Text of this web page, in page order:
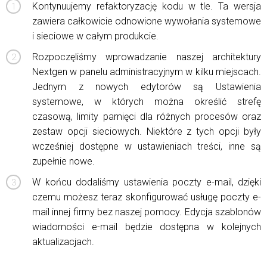
Kontynuujemy refaktoryzację kodu w tle. Ta wersja
zawiera całkowicie odnowione wywołania systemowe
i sieciowe w całym produkcie.
Rozpoczęliśmy wprowadzanie naszej architektury
Nextgen w panelu administracyjnym w kilku miejscach.
Jednym z nowych edytorów są Ustawienia
systemowe, w których można określić strefę
czasową, limity pamięci dla różnych procesów oraz
zestaw opcji sieciowych. Niektóre z tych opcji były
wcześniej dostępne w ustawieniach treści, inne są
zupełnie nowe.
W końcu dodaliśmy ustawienia poczty e-mail, dzięki
czemu możesz teraz skonfigurować usługę poczty e-
mail innej firmy bez naszej pomocy. Edycja szablonów
wiadomości e-mail będzie dostępna w kolejnych
aktualizacjach.